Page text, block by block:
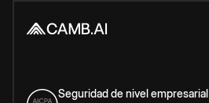
Seguridad de nivel empresarial